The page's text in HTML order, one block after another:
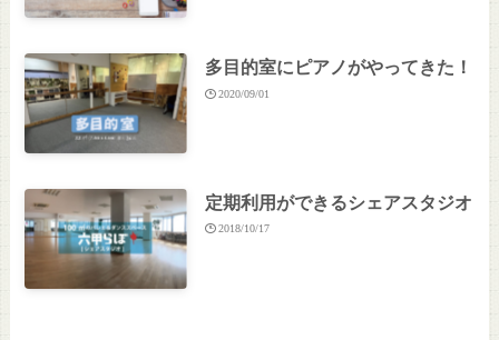
多目的室にピアノがやってきた！
2020/09/01
定期利用ができるシェアスタジオ
2018/10/17